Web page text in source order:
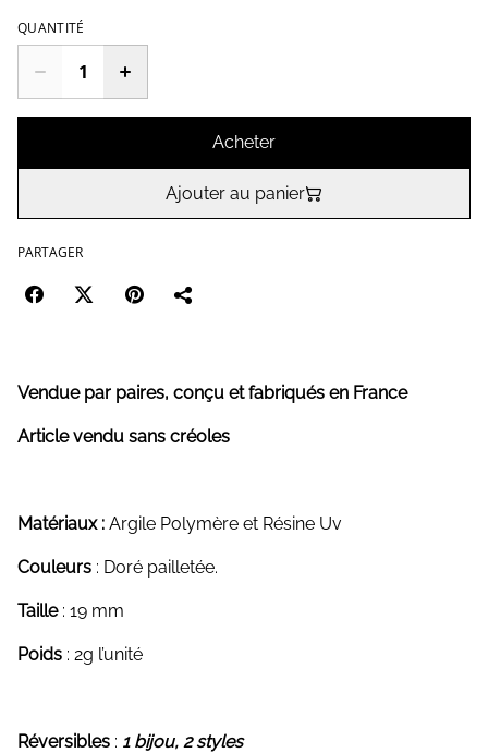
QUANTITÉ
Acheter
Ajouter au panier
PARTAGER
Vendue par paires, conçu et fabriqués en France
Article vendu sans créoles
Matériaux : Argile Polymère et Résine Uv
Couleurs : Doré pailletée.
Taille: 19 mm
Poids : 2g l’unité
Réversibles : 1 bijou, 2 styles